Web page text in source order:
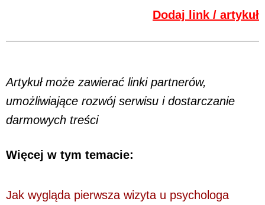
Dodaj link / artykuł
Artykuł może zawierać linki partnerów,
umożliwiające rozwój serwisu i dostarczanie
darmowych treści
Więcej w tym temacie:
Jak wygląda pierwsza wizyta u psychologa